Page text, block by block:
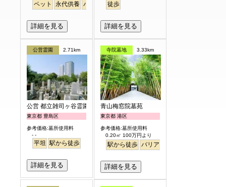
ペット 永代供養 バリアフリー
詳細を見る
徒歩
詳細を見る
公営霊園 2.71km
公営 都立雑司ヶ谷霊園
東京都 豊島区
参考価格:墓所使用料
- -
平坦 駅から徒歩
詳細を見る
寺院墓地 3.33km
青山梅窓院墓苑
東京都 港区
参考価格:墓所使用料
0.20㎡ 100万円より
駅から徒歩 バリアフリー
詳細を見る